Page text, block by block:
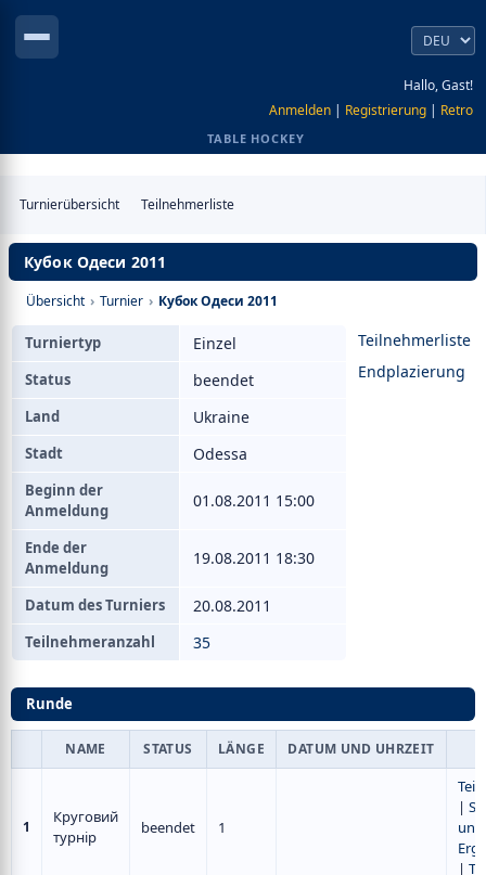
Hallo, Gast!
Anmelden | Registrierung | Retro
TABLE HOCKEY
Turnierübersicht Teilnehmerliste
Кубок Одеси 2011
Übersicht › Turnier › Кубок Одеси 2011
Teilnehmerliste
Endplazierung
Turniertyp Einzel
Status beendet
Land Ukraine
Stadt Odessa
Beginn der
Anmeldung
01.08.2011 15:00
Ende der
Anmeldung
19.08.2011 18:30
Datum des Turniers 20.08.2011
Teilnehmeranzahl 35
Runde
NAME STATUS LÄNGE DATUM UND UHRZEIT
1
Круговий
турнір
beendet 1
|
und
|